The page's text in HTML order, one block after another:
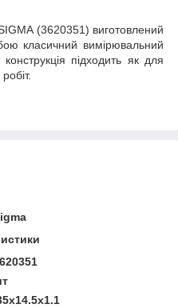
(3620351) виготовлений
класичний вимірювальний
підходить як для